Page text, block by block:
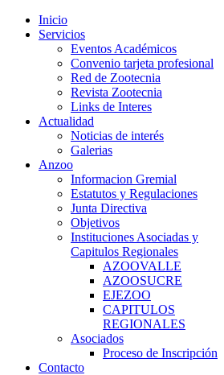
Inicio
Servicios
Eventos Académicos
Convenio tarjeta profesional
Red de Zootecnia
Revista Zootecnia
Links de Interes
Actualidad
Noticias de interés
Galerias
Anzoo
Informacion Gremial
Estatutos y Regulaciones
Junta Directiva
Objetivos
Instituciones Asociadas y
Capitulos Regionales
AZOOVALLE
AZOOSUCRE
EJEZOO
CAPITULOS
REGIONALES
Asociados
Proceso de Inscripción
Contacto